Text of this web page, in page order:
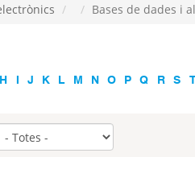
Bases de dades i
H J K L M N O P Q R S